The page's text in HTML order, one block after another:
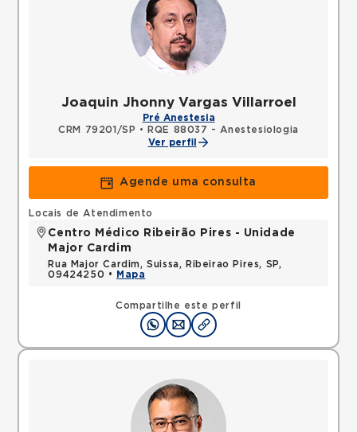
Joaquin Jhonny Vargas Villarroel
Pré Anestesia
CRM 79201/SP •
RQE 88037 - Anestesiologia
Ver perfil
Agende uma consulta
Compartilhe este perfil
Locais de Atendimento
Centro Médico Ribeirão Pires - Unidade
Major Cardim
Rua Major Cardim, Suissa, Ribeirao Pires, SP,
09424250 •
Mapa